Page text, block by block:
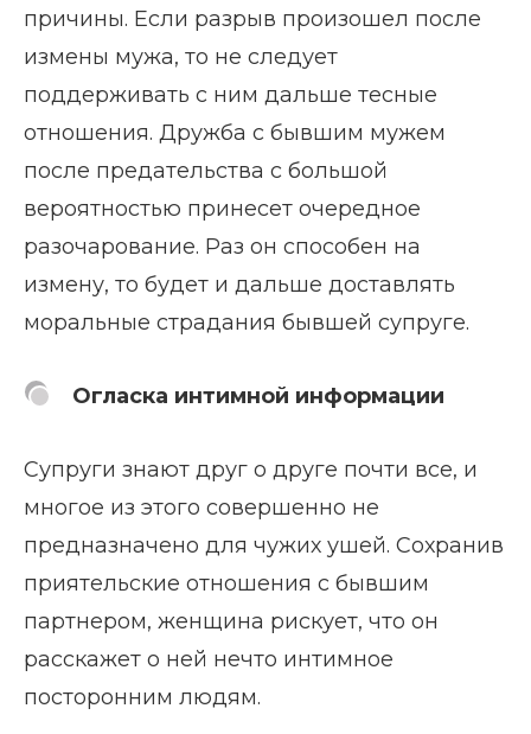
причины. Если разрыв произошел после
измены мужа, то не следует
поддерживать с ним дальше тесные
отношения. Дружба с бывшим мужем
после предательства с большой
вероятностью принесет очередное
разочарование. Раз он способен на
измену, то будет и дальше доставлять
моральные страдания бывшей супруге.
Огласка интимной информации
Супруги знают друг о друге почти все, и
многое из этого совершенно не
предназначено для чужих ушей. Сохранив
приятельские отношения с бывшим
партнером, женщина рискует, что он
расскажет о ней нечто интимное
посторонним людям.